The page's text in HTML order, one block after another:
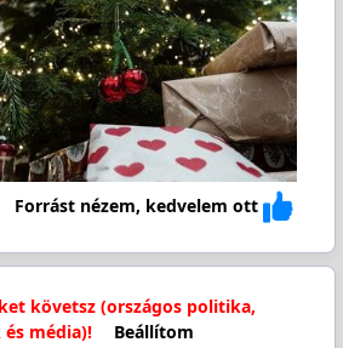
Forrást nézem, kedvelem ott
követsz (országos politika,
média)!
Beállítom